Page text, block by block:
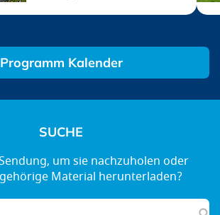
Programm Kalender
SUCHE